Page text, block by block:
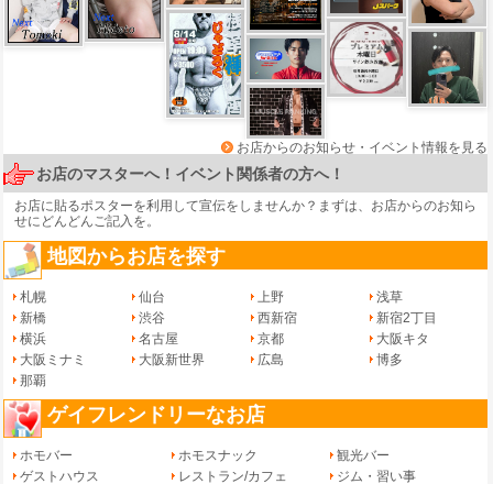
お店からのお知らせ・イベント情報を見る
お店のマスターへ！イベント関係者の方へ！
お店に貼るポスターを利用して宣伝をしませんか？まずは、 お店からのお知ら
せにどんどんご記入を。
地図からお店を探す
札幌 仙台 上野
浅草
新橋
渋谷 西新宿
新宿2丁目
横浜
名古屋 京都
大阪キタ
大阪ミナミ
大阪新世界 広島
博多
那覇
ゲイフレンドリーなお店
ホモバー ホモスナック
観光バー
ゲストハウス
レストラン/カフェ
ジム・習い事